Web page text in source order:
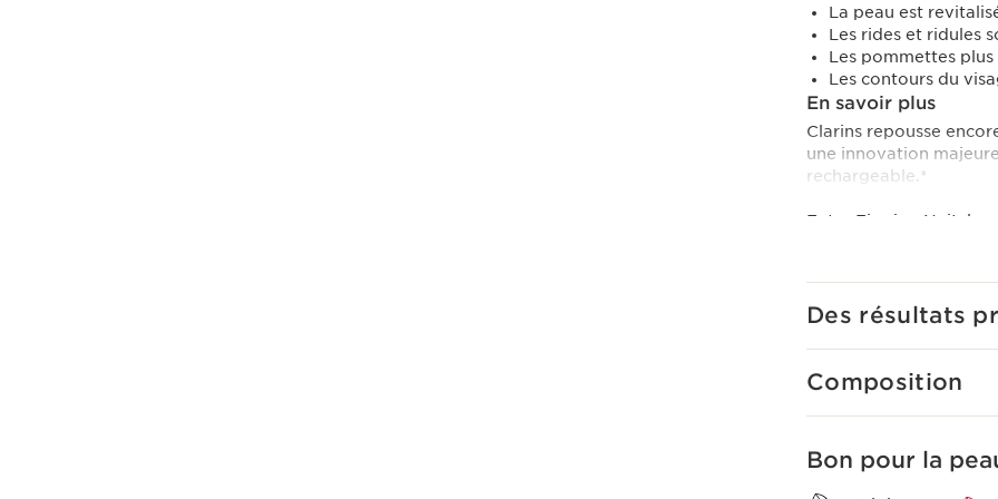
La peau est
Les rides et ridules
Les pommettes
Les contours du
En savoir plus
Clarins repousse
une innovation
rechargeable.*
Extra Firming Nuit, la
dès 7 jours.**
Pour améliorer la
[COLLAGEN]³
contre la perte de
la qualité et la
collagène.
- L’extrait de pacanier
Des résultats
Composition
Bon pour la